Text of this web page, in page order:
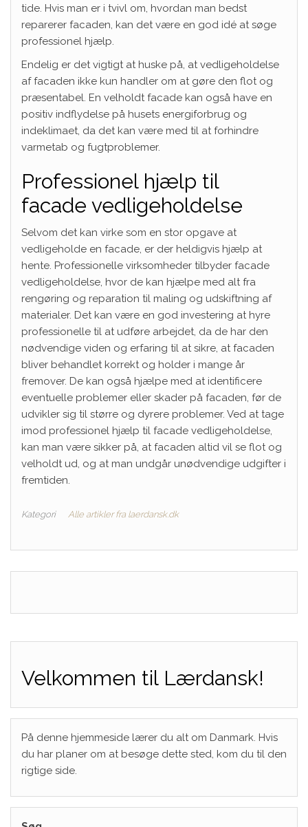
tide. Hvis man er i tvivl om, hvordan man bedst
reparerer facaden, kan det være en god idé at søge
professionel hjælp.
Endelig er det vigtigt at huske på, at vedligeholdelse
af facaden ikke kun handler om at gøre den flot og
præsentabel. En velholdt facade kan også have en
positiv indflydelse på husets energiforbrug og
indeklimaet, da det kan være med til at forhindre
varmetab og fugtproblemer.
Professionel hjælp til
facade vedligeholdelse
Selvom det kan virke som en stor opgave at
vedligeholde en facade, er der heldigvis hjælp at
hente. Professionelle virksomheder tilbyder facade
vedligeholdelse, hvor de kan hjælpe med alt fra
rengøring og reparation til maling og udskiftning af
materialer. Det kan være en god investering at hyre
professionelle til at udføre arbejdet, da de har den
nødvendige viden og erfaring til at sikre, at facaden
bliver behandlet korrekt og holder i mange år
fremover. De kan også hjælpe med at identificere
eventuelle problemer eller skader på facaden, før de
udvikler sig til større og dyrere problemer. Ved at tage
imod professionel hjælp til facade vedligeholdelse,
kan man være sikker på, at facaden altid vil se flot og
velholdt ud, og at man undgår unødvendige udgifter i
fremtiden.
Kategori Alle artikler fra laerdansk.dk
Velkommen til Lærdansk!
På denne hjemmeside lærer du alt om Danmark. Hvis
du har planer om at besøge dette sted, kom du til den
rigtige side.